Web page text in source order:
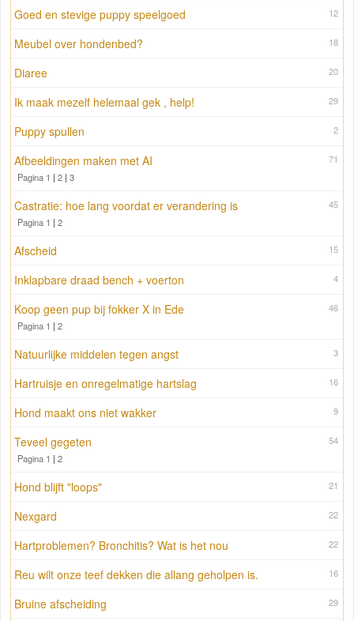
12
Goed en stevige puppy speelgoed
18
Meubel over hondenbed?
20
Diaree
29
Ik maak mezelf helemaal gek , help!
2
Puppy spullen
71
Afbeeldingen maken met AI
Pagina 1 | 2 | 3
45
Castratie: hoe lang voordat er verandering is
Pagina 1 | 2
15
Afscheid
4
Inklapbare draad bench + voerton
46
Koop geen pup bij fokker X in Ede
Pagina 1 | 2
3
Natuurlijke middelen tegen angst
16
Hartruisje en onregelmatige hartslag
9
Hond maakt ons niet wakker
54
Teveel gegeten
Pagina 1 | 2
21
Hond blijft "loops"
22
Nexgard
22
Hartproblemen? Bronchitis? Wat is het nou
16
Reu wilt onze teef dekken die allang geholpen is.
29
Bruine afscheiding